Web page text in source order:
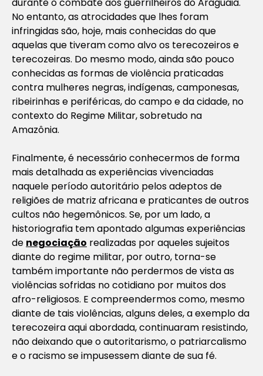
No entanto, as atrocidades que lhes foram
infringidas são, hoje, mais conhecidas do que
aquelas que tiveram como alvo os terecozeiros e
terecozeiras. Do mesmo modo, ainda são pouco
conhecidas as formas de violência praticadas
contra mulheres negras, indígenas, camponesas,
ribeirinhas e periféricas, do campo e da cidade, no
contexto do Regime Militar, sobretudo na
Amazônia.
Finalmente, é necessário conhecermos de forma
mais detalhada as experiências vivenciadas
naquele período autoritário pelos adeptos de
religiões de matriz africana e praticantes de outros
cultos não hegemônicos. Se, por um lado, a
historiografia tem apontado algumas experiências
de negociação realizadas por aqueles sujeitos
diante do regime militar, por outro, torna-se
também importante não perdermos de vista as
violências sofridas no cotidiano por muitos dos
afro-religiosos. E compreendermos como, mesmo
diante de tais violências, alguns deles, a exemplo da
terecozeira aqui abordada, continuaram resistindo,
não deixando que o autoritarismo, o patriarcalismo
e o racismo se impusessem diante de sua fé.